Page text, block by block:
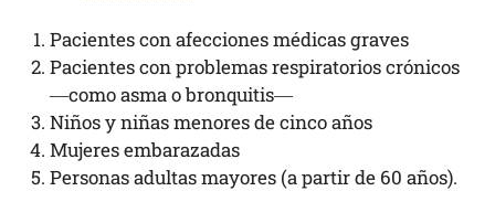
Pacientes con afecciones médicas graves
Pacientes con problemas respiratorios crónicos
—como asma o bronquitis—
Niños y niñas menores de cinco años
Mujeres embarazadas
Personas adultas mayores (a partir de 60 años).